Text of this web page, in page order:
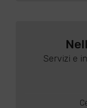
Servizi e